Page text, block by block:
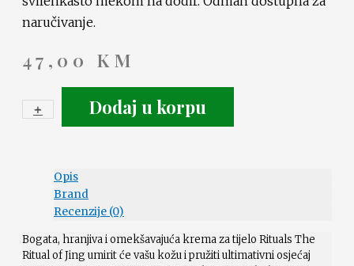
naručivanje.
47,00 KM
-
+ Dodaj u korpu
Opis
Brand
Recenzije (0)
Bogata, hranjiva i omekšavajuća krema za tijelo Rituals The
Ritual of Jing umirit će vašu kožu i pružiti ultimativni osjećaj